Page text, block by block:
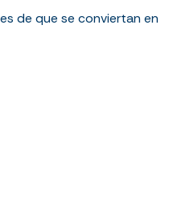
de que se conviertan en